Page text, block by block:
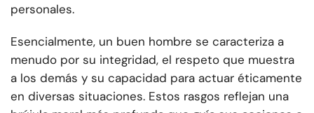
personales.
Esencialmente, un buen hombre se caracteriza a
menudo por su integridad, el respeto que muestra
a los demás y su capacidad para actuar éticamente
en diversas situaciones. Estos rasgos reflejan una